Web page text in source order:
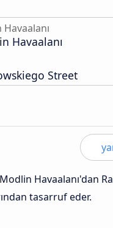
Havaalanı
Street
Havaalanı'dan
tasarruf eder.